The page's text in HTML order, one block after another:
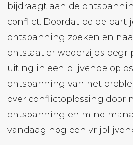
bijdraagt ​​aan de
conflict. Doordat beide
ontspanning zoeken en
ontstaat er wederzijds
uiting in een blijvende
ontspanning van het
over conflictoplossing door
ontspanning en mind
vandaag nog een